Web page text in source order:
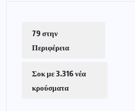
79 στην
Περιφέρεια
Σοκ με 3.316 νέα
κρούσματα